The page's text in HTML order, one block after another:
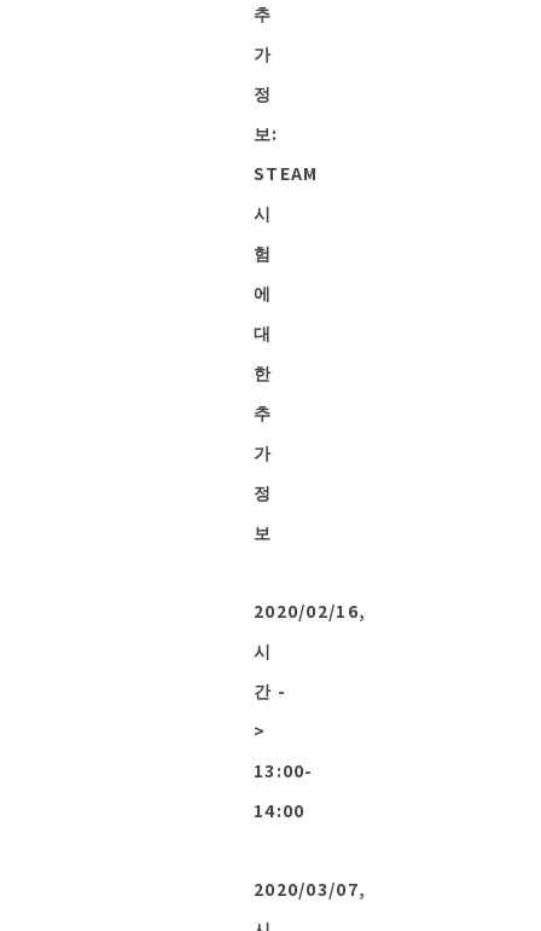
추
가
정
보:
STEAM
시
험
에
대
한
추
가
정
보
2020/02/16,
시
간 -
>
13:00-
14:00
2020/03/07,